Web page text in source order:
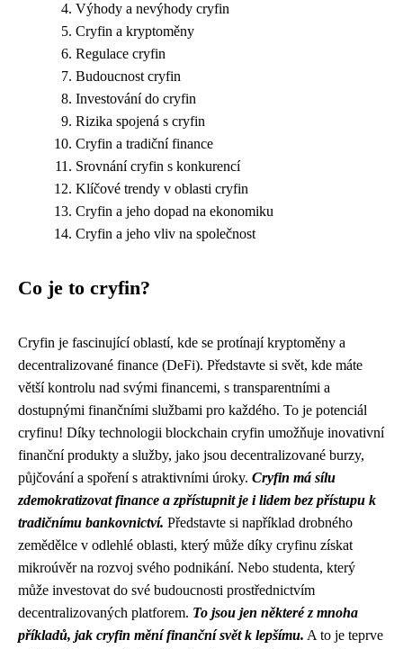
Výhody a nevýhody cryfin
Cryfin a kryptoměny
Regulace cryfin
Budoucnost cryfin
Investování do cryfin
Rizika spojená s cryfin
Cryfin a tradiční finance
Srovnání cryfin s konkurencí
Klíčové trendy v oblasti cryfin
Cryfin a jeho dopad na ekonomiku
Cryfin a jeho vliv na společnost
Co je to cryfin?
Cryfin je fascinující oblastí, kde se protínají kryptoměny a
decentralizované finance (DeFi). Představte si svět, kde máte
větší kontrolu nad svými financemi, s transparentními a
dostupnými finančními službami pro každého. To je potenciál
cryfinu! Díky technologii blockchain cryfin umožňuje inovativní
finanční produkty a služby, jako jsou decentralizované burzy,
půjčování a spoření s atraktivními úroky. Cryfin má sílu
zdemokratizovat finance a zpřístupnit je i lidem bez přístupu k
tradičnímu bankovnictví. Představte si například drobného
zemědělce v odlehlé oblasti, který může díky cryfinu získat
mikroúvěr na rozvoj svého podnikání. Nebo studenta, který
může investovat do své budoucnosti prostřednictvím
decentralizovaných platforem. To jsou jen některé z mnoha
příkladů, jak cryfin mění finanční svět k lepšímu. A to je teprve